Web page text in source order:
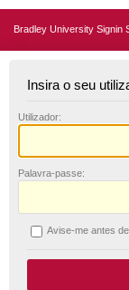
Bradley University Signin
Insira o seu
Utilizador:
Palavra-passe:
Avise-me antes